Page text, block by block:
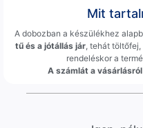
Mit
A dobozban a készülékhez
tű és a jótállás jár, tehát
rendeléskor a
A számlát a